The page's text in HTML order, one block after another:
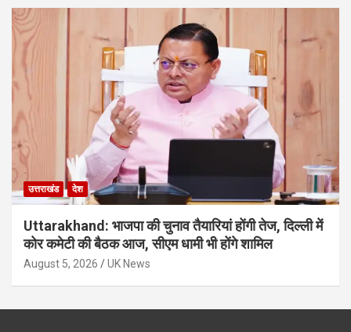
उत्तराखंड देश
Uttarakhand: भाजपा की चुनाव तैयारियां होंगी तेज, दिल्ली में
कोर कमेटी की बैठक आज, सीएम धामी भी होंगे शामिल
August 5, 2026 UK News